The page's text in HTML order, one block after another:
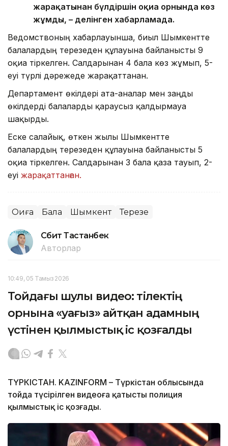
жарақатынан бүлдіршін оқиға орнында көз
жұмды, – делінген хабарламада.
Ведомствоның хабарлауынша, биыл Шымкентте
балалардың терезеден құлауына байланысты 9
оқиға тіркелген. Салдарынан 4 бала көз жұмып, 5-
еуі түрлі дәрежеде жарақаттанған.
Департамент өкілдері ата-аналар мен заңды
өкілдерді балаларды қараусыз қалдырмауға
шақырды.
Еске салайық, өткен жылы Шымкентте
балалардың терезеден құлауына байланысты 5
оқиға тіркелген. Салдарынан 3 бала қаза тауып, 2-
еуі жарақаттанған.
Оқиға Бала Шымкент Терезе
Сәбит Тастанбек
Авторлар
10:49, 05 Тамыз 2026
Тойдағы шулы видео: тілектің
орнына «уағыз» айтқан адамның
үстінен қылмыстық іс қозғалды
ТҮРКІСТАН. KAZINFORM – Түркістан облысында
тойда түсірілген видеоға қатысты полиция
қылмыстық іс қозғады.